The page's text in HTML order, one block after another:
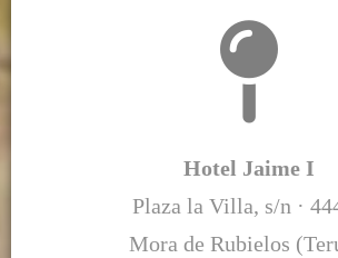
Hotel Jaime I
Plaza la Villa, s/n ·
Mora de Rubielos